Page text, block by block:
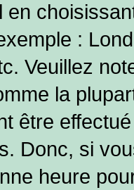
en
:
Veuillez
la
être
Donc, si
heure